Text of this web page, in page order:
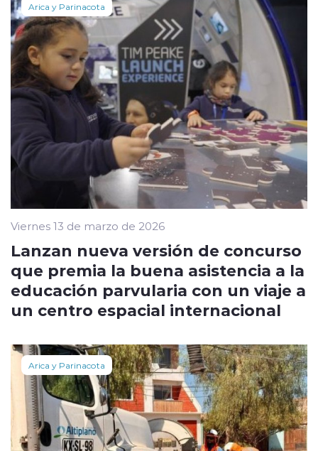
Arica y Parinacota
Viernes 13 de marzo de 2026
Lanzan nueva versión de concurso
que premia la buena asistencia a la
educación parvularia con un viaje a
un centro espacial internacional
Arica y Parinacota